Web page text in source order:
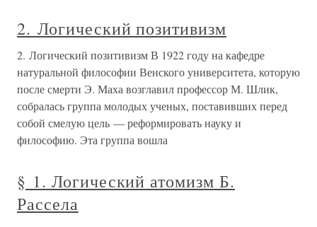
2. Логический позитивизм
2. Логический позитивизм В 1922 году на кафедре
натуральной философии Венского университета, которую
после смерти Э. Маха возглавил профессор М. Шлик,
собралась группа молодых ученых, поставивших перед
собой смелую цель — реформировать науку и
философию. Эта группа вошла
§ 1. Логический атомизм Б.
Рассела